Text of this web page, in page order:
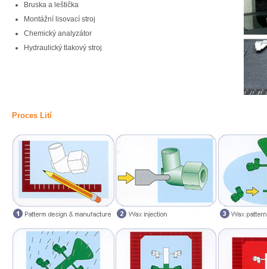
Bruska a leštička
Montážní lisovací stroj
Chemický analyzátor
Hydraulický tlakový stroj
Proces Lití